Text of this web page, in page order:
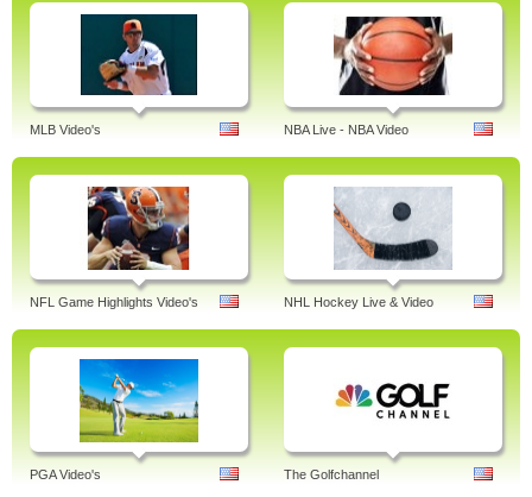
MLB Video's NBA Live - NBA Video
NFL Game Highlights Video's NHL Hockey Live & Video
PGA Video's The Golfchannel